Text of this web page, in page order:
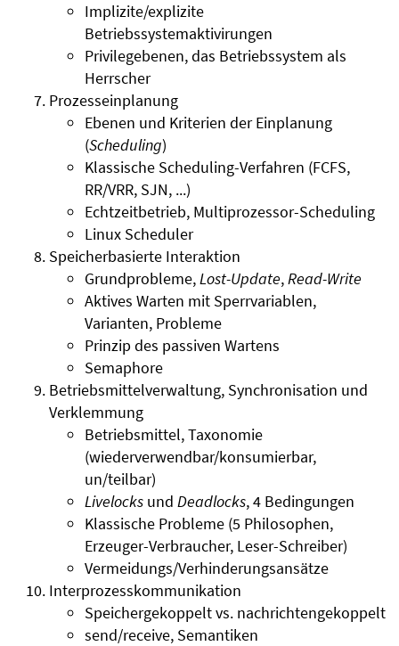
Implizite/explizite
Betriebssystemaktivirungen
Privilegebenen, das Betriebssystem als
Herrscher
Prozesseinplanung
Ebenen und Kriterien der Einplanung
(Scheduling)
Klassische Scheduling-Verfahren (FCFS,
RR/VRR, SJN, ...)
Echtzeitbetrieb, Multiprozessor-Scheduling
Linux Scheduler
Speicherbasierte Interaktion
Grundprobleme,Lost-Update,Read-Write
Aktives Warten mit Sperrvariablen,
Varianten, Probleme
Prinzip des passiven Wartens
Semaphore
Betriebsmittelverwaltung, Synchronisation und
Verklemmung
Betriebsmittel, Taxonomie
(wiederverwendbar/konsumierbar,
un/teilbar)
Livelocks und Deadlocks, 4 Bedingungen
Klassische Probleme (5 Philosophen,
Erzeuger-Verbraucher, Leser-Schreiber)
Vermeidungs/Verhinderungsansätze
Interprozesskommunikation
Speichergekoppelt vs. nachrichtengekoppelt
send/receive, Semantiken